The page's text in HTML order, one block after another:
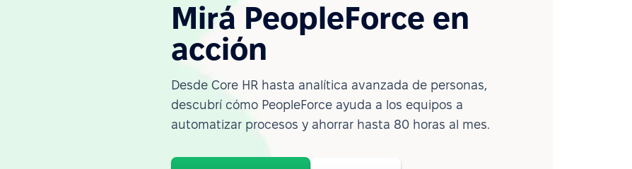
Mirá PeopleForce en
acción
Desde Core HR hasta analítica avanzada de personas,
descubrí cómo PeopleForce ayuda a los equipos a
automatizar procesos y ahorrar hasta 80 horas al mes.